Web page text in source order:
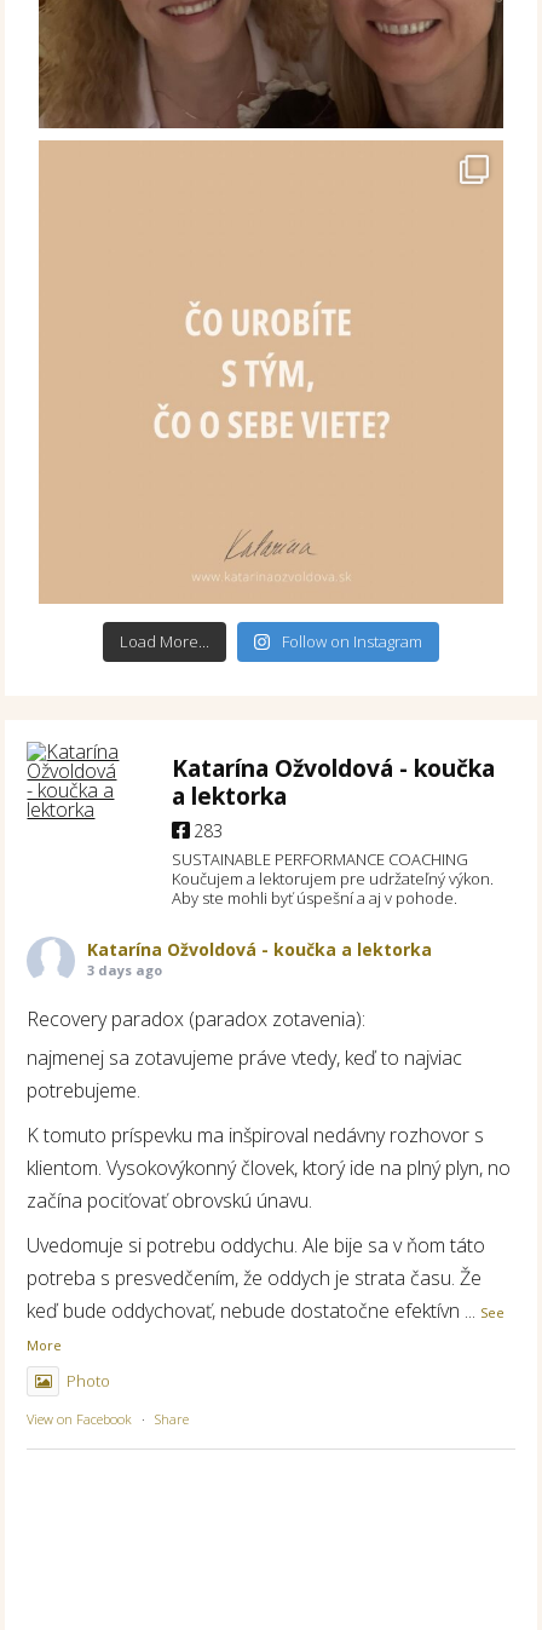
Load More... Follow on Instagram
Katarína Ožvoldová - koučka
a lektorka
283
SUSTAINABLE PERFORMANCE COACHING
Koučujem a lektorujem pre udržateľný výkon.
Aby ste mohli byť úspešní a aj v pohode.
Katarína Ožvoldová - koučka a lektorka
3 days ago
Recovery paradox (paradox zotavenia):
najmenej sa zotavujeme práve vtedy, keď to najviac
potrebujeme.
K tomuto príspevku ma inšpiroval nedávny rozhovor s
klientom. Vysokovýkonný človek, ktorý ide na plný plyn, no
začína pociťovať obrovskú únavu.
Uvedomuje si potrebu oddychu. Ale bije sa v ňom táto
potreba s presvedčením, že oddych je strata času. Že
keď bude oddychovať, nebude dostatočne efektívn ... See
More
Photo
View on Facebook · Share